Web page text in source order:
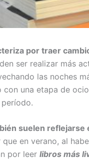
por traer
ser realizar más
las noches
con una etapa de
suelen reflejarse
en verano, al
por leer libros más